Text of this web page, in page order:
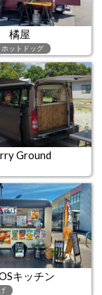
橘屋
ホットドッグ
Ground
キッチン